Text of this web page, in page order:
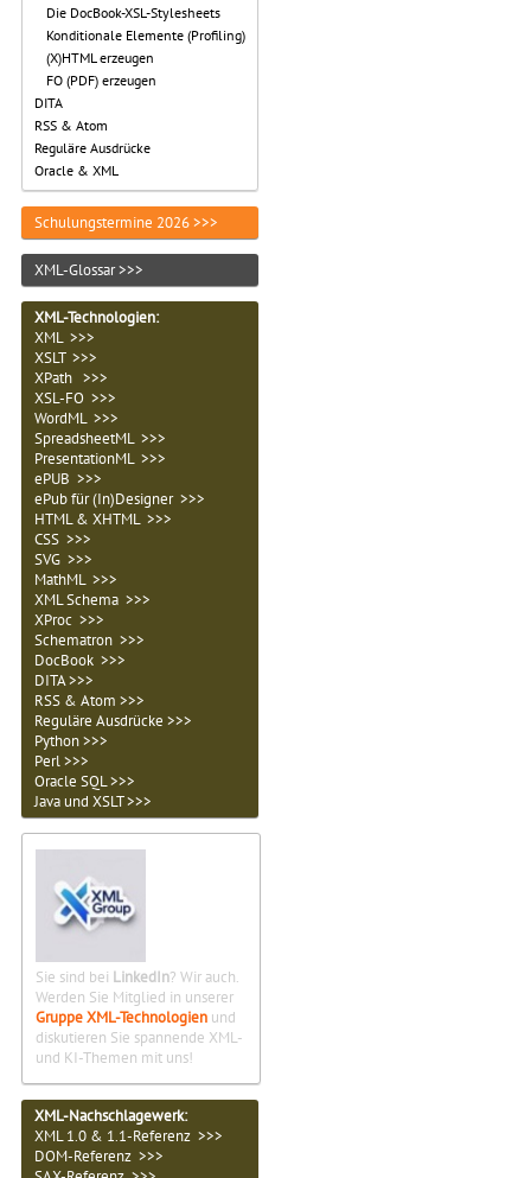
Die DocBook-XSL-Stylesheets
Konditionale Elemente (Profiling)
(X)HTML erzeugen
FO (PDF) erzeugen
DITA
RSS & Atom
Reguläre Ausdrücke
Oracle & XML
Schulungstermine 2026 >>>
XML-Glossar >>>
XML-Technologien:
XML >>>
XSLT >>>
XPath >>>
XSL-FO >>>
WordML >>>
SpreadsheetML >>>
PresentationML >>>
ePUB >>>
ePub für (In)Designer >>>
HTML & XHTML >>>
CSS >>>
SVG >>>
MathML >>>
XML Schema >>>
XProc >>>
Schematron >>>
DocBook >>>
DITA >>>
RSS & Atom >>>
Reguläre Ausdrücke >>>
Python >>>
Perl >>>
Oracle SQL >>>
Java und XSLT >>>
Sie sind bei LinkedIn? Wir auch.
Werden Sie Mitglied in unserer
Gruppe XML-Technologien und
diskutieren Sie spannende XML-
und KI-Themen mit uns!
XML-Nachschlagewerk:
XML 1.0 & 1.1-Referenz >>>
DOM-Referenz >>>